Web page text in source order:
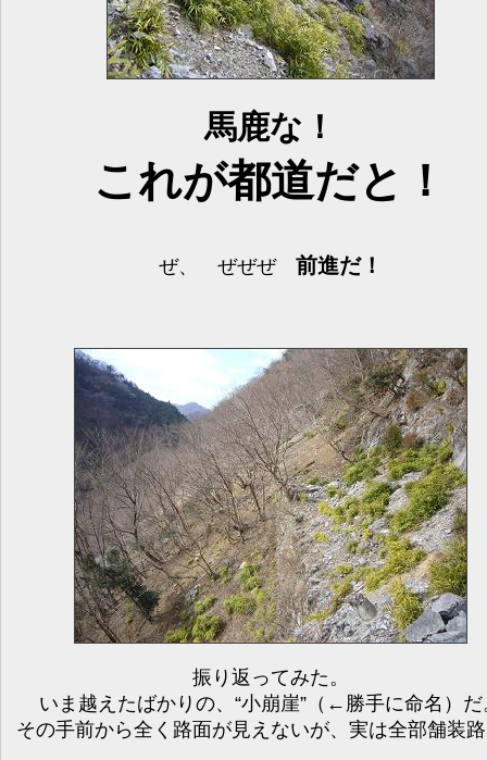
馬鹿な！
これが都道だと！
ぜ、 ぜぜぜ 前進だ！
振り返ってみた。
いま越えたばかりの、“小崩崖”（←勝手に命名）だ
その手前から全く路面が見えないが、実は全部舗装